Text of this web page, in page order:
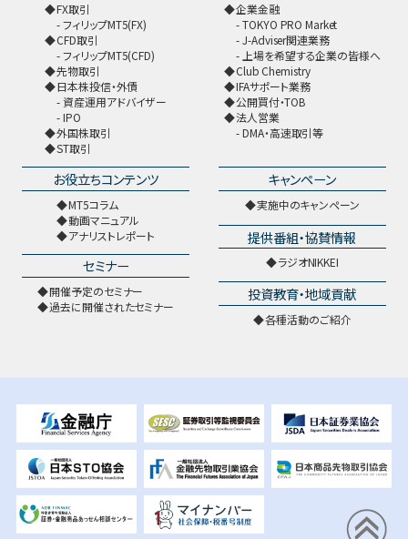
FX取引
フィリップMT5(FX)
CFD取引
フィリップMT5(CFD)
先物取引
日本株投信・外債
資産運用アドバイザー
IPO
外国株取引
ST取引
企業金融
TOKYO PRO Market
J-Adviser関連業務
上場を希望する企業の皆様へ
Club Chemistry
IFAサポート業務
公開買付・TOB
法人営業
DMA・高速取引等
お役立ちコンテンツ
MT5コラム
動画マニュアル
アナリストレポート
セミナー
開催予定のセミナー
過去に開催されたセミナー
キャンペーン
実施中のキャンペーン
提供番組・協賛情報
ラジオNIKKEI
投資教育・地域貢献
各種活動のご紹介